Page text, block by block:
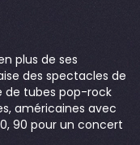
plus de ses
des spectacles de
de tubes pop-rock
américaines avec
90 pour un concert